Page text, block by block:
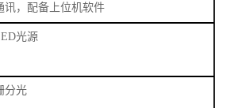
讯，配备上位机软件
光源
分光